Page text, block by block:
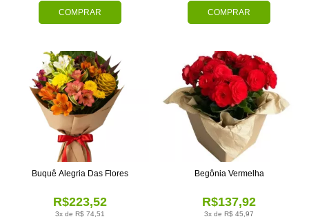
COMPRAR COMPRAR
3x de R$ 74,51
R$223,52
Buquê Alegria Das Flores
3x de R$ 45,97
R$137,92
Begônia Vermelha